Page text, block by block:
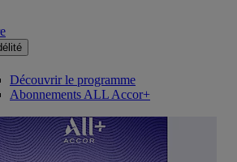
Découvrir le programme
Abonnements ALL Accor+